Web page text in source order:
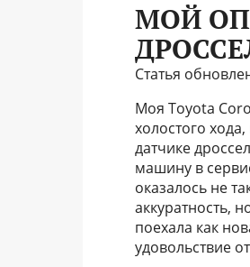
МОЙ
Статья
Моя Toyota
холостого
датчике
машину в
оказалось не
аккуратность,
поехала как
удовольствие